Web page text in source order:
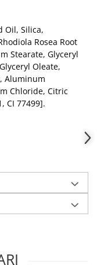
Oil, Silica,
Rosea Root
Stearate, Glyceryl
Oleate,
Aluminum
Chloride, Citric
CI 77499].